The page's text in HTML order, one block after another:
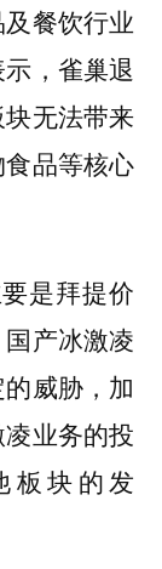
餐饮行业
，雀巢退
无法带来
品等核心
是拜提价
产冰激凌
威胁，加
业务的投
板块的发